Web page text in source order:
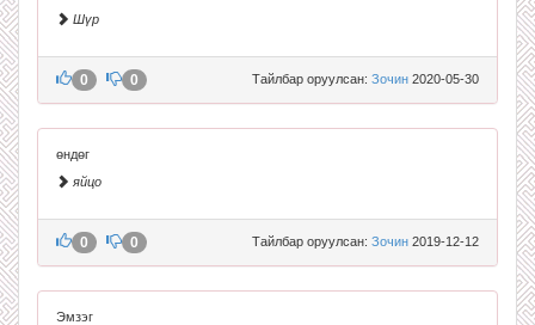
Шүр
Тайлбар оруулсан: Зочин 2020-05-30
0 0
өндөг
яйцо
Тайлбар оруулсан: Зочин 2019-12-12
0 0
Эмзэг